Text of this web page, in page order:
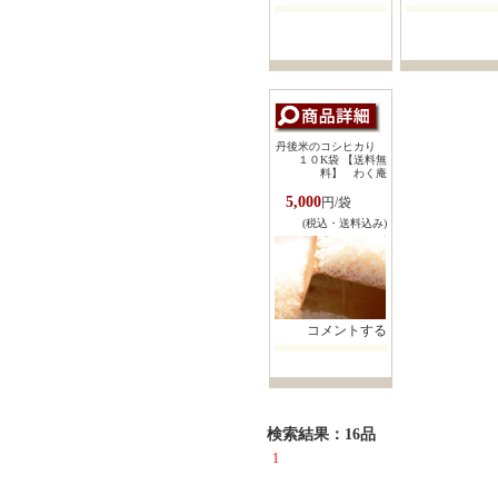
丹後米のコシヒカり
１０K袋 【送料無
料】 わく庵
5,000円/袋
(税込・送料込み)
コメントする
検索結果：16品
1